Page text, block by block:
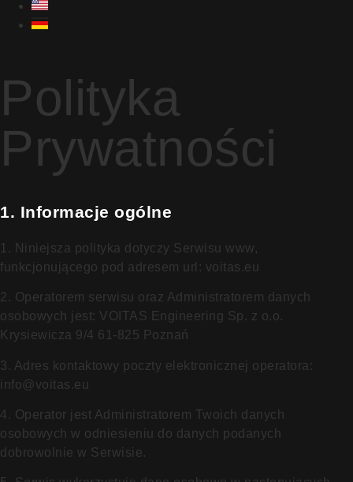
Polityka
Prywatności
1. Informacje ogólne
1. Niniejsza polityka dotyczy Serwisu www,
funkcjonującego pod adresem url: voitas.eu
2. Operatorem serwisu oraz Administratorem danych
osobowych jest: VOITAS Engineering Sp. z o.o.
Krysiewicza 9/4 61-825 Poznań
3. Adres kontaktowy poczty elektronicznej operatora:
info@voitas.eu
4. Operator jest Administratorem Twoich danych
osobowych w odniesieniu do danych podanych
dobrowolnie w Serwisie.